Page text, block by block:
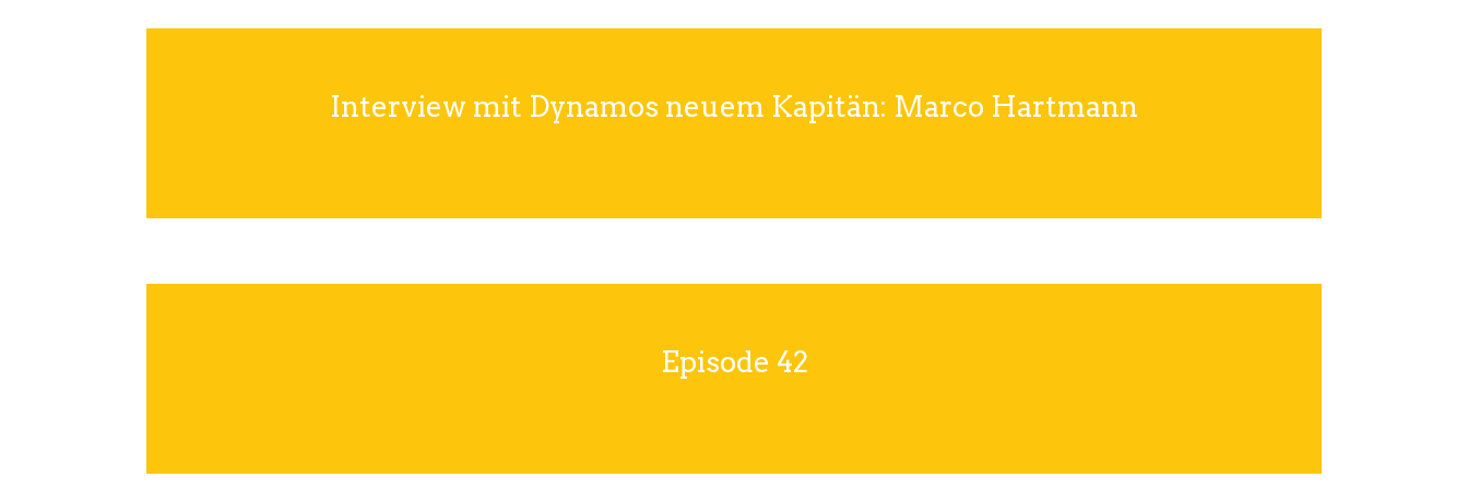
Interview mit Dynamos neuem Kapitän: Marco Hartmann
Episode 42